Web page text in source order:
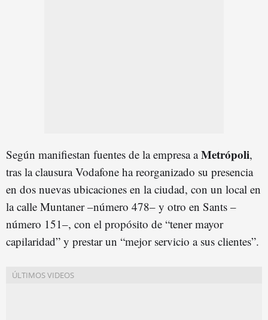
Según manifiestan fuentes de la empresa aMetrópoli,
tras la clausura Vodafone ha reorganizado su presencia
en dos nuevas ubicaciones en la ciudad, con un local en
la calle Muntaner –número 478– y otro en Sants –
número 151–, con el propósito de “tener mayor
capilaridad” y prestar un “mejor servicio a sus clientes”.